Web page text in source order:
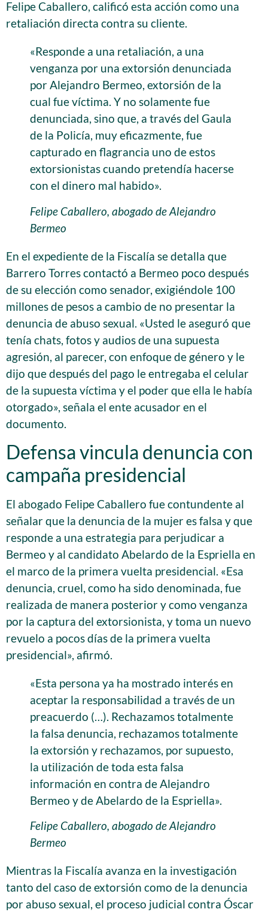
Felipe Caballero, calificó esta acción como una
retaliación directa contra su cliente.
«Responde a una retaliación, a una
venganza por una extorsión denunciada
por Alejandro Bermeo, extorsión de la
cual fue víctima. Y no solamente fue
denunciada, sino que, a través del Gaula
de la Policía, muy eficazmente, fue
capturado en flagrancia uno de estos
extorsionistas cuando pretendía hacerse
con el dinero mal habido».
Felipe Caballero, abogado de Alejandro
Bermeo
En el expediente de la Fiscalía se detalla que
Barrero Torres contactó a Bermeo poco después
de su elección como senador, exigiéndole 100
millones de pesos a cambio de no presentar la
denuncia de abuso sexual. «Usted le aseguró que
tenía chats, fotos y audios de una supuesta
agresión, al parecer, con enfoque de género y le
dijo que después del pago le entregaba el celular
de la supuesta víctima y el poder que ella le había
otorgado», señala el ente acusador en el
documento.
Defensa vincula denuncia con
campaña presidencial
El abogado Felipe Caballero fue contundente al
señalar que la denuncia de la mujer es falsa y que
responde a una estrategia para perjudicar a
Bermeo y al candidato Abelardo de la Espriella en
el marco de la primera vuelta presidencial. «Esa
denuncia, cruel, como ha sido denominada, fue
realizada de manera posterior y como venganza
por la captura del extorsionista, y toma un nuevo
revuelo a pocos días de la primera vuelta
presidencial», afirmó.
«Esta persona ya ha mostrado interés en
aceptar la responsabilidad a través de un
preacuerdo (…). Rechazamos totalmente
la falsa denuncia, rechazamos totalmente
la extorsión y rechazamos, por supuesto,
la utilización de toda esta falsa
información en contra de Alejandro
Bermeo y de Abelardo de la Espriella».
Felipe Caballero, abogado de Alejandro
Bermeo
Mientras la Fiscalía avanza en la investigación
tanto del caso de extorsión como de la denuncia
por abuso sexual, el proceso judicial contra Óscar